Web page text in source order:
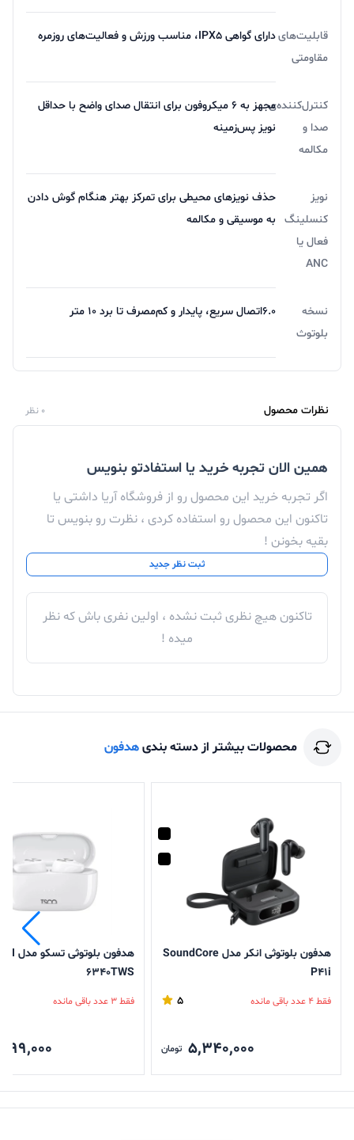
قابلیت‌های
مقاومتی
دارای گواهی IPX5، مناسب ورزش و فعالیت‌های روزمره
کنترل‌کننده‌ی
صدا و
مکالمه
مجهز به ۶ میکروفون برای انتقال صدای واضح با حداقل
نویز پس‌زمینه
نویز
کنسلینگ
فعال یا
ANC
حذف نویزهای محیطی برای تمرکز بهتر هنگام گوش دادن
به موسیقی و مکالمه
نسخه
بلوتوث
6.0اتصال سریع، پایدار و کم‌مصرف تا برد ۱۰ متر
نظرات محصول 0 نظر
همین الان تجربه خرید یا استفادتو بنویس
اگر تجربه خرید این محصول رو از فروشگاه آریا داشتی یا
تاکنون این محصول رو استفاده کردی ، نظرت رو بنویس تا
بقیه بخونن !
ثبت نظر جدید
تاکنون هیچ نظری ثبت نشده ، اولین نفری باش که نظر
میده !
محصولات بیشتر از دسته بندیهدفون
هدفون بلوتوثی انکر مدل SoundCore
P41i
فقط 4 عدد باقی مانده 5
5,340,000 تومان
هدفون بلوتوثی تسکو مدل TH
6340TWS
فقط 3 عدد باقی مانده